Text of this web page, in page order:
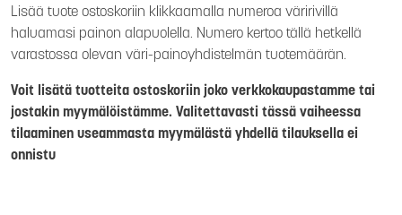
Lisää tuote ostoskoriin klikkaamalla numeroa väririvillä
haluamasi painon alapuolella. Numero kertoo tällä hetkellä
varastossa olevan väri-painoyhdistelmän tuotemäärän.
Voit lisätä tuotteita ostoskoriin joko verkkokaupastamme tai
jostakin myymälöistämme. Valitettavasti tässä vaiheessa
tilaaminen useammasta myymälästä yhdellä tilauksella ei
onnistu